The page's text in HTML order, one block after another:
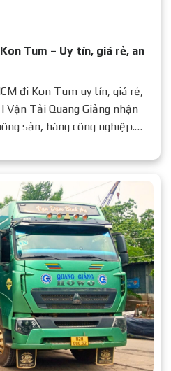
Tum – Uy tín, giá rẻ, an
đi Kon Tum uy tín, giá rẻ,
Vận Tải Quang Giảng nhận
sản, hàng công nghiệp.